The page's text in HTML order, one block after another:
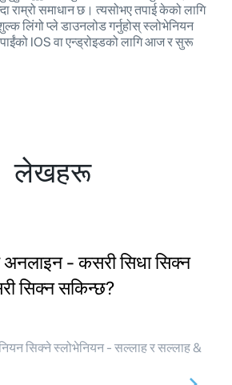
राम्रो समाधान छ। त्यसोभए तपाई केको लागि
लिंगो प्ले डाउनलोड गर्नुहोस् स्लोभेनियन
IOS वा एन्ड्रोइडको लागि आज र सुरू
लेखहरू
अनलाइन - कसरी सिधा सिक्न
सिक्न सकिन्छ?
सिक्ने स्लोभेनियन - सल्लाह र सल्लाह &